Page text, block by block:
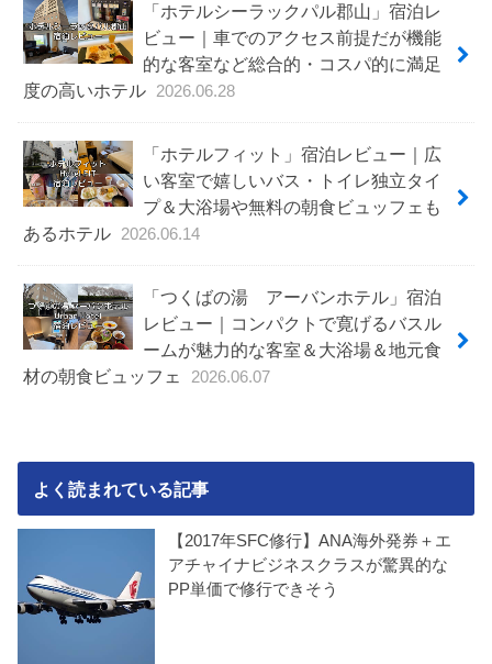
「ホテルシーラックパル郡山」宿泊レ
ビュー｜車でのアクセス前提だが機能
的な客室など総合的・コスパ的に満足
度の高いホテル
2026.06.28
「ホテルフィット」宿泊レビュー｜広
い客室で嬉しいバス・トイレ独立タイ
プ＆大浴場や無料の朝食ビュッフェも
あるホテル
2026.06.14
「つくばの湯 アーバンホテル」宿泊
レビュー｜コンパクトで寛げるバスル
ームが魅力的な客室＆大浴場＆地元食
材の朝食ビュッフェ
2026.06.07
よく読まれている記事
【2017年SFC修行】ANA海外発券＋エ
アチャイナビジネスクラスが驚異的な
PP単価で修行できそう